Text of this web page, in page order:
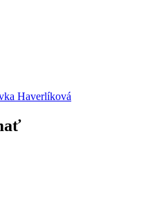
Haverlíková